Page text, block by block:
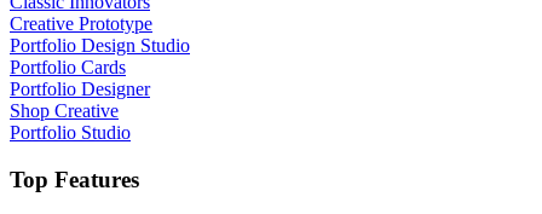
Creative Prototype
Portfolio Design Studio
Portfolio Cards
Portfolio Designer
Shop Creative
Portfolio Studio
Top Features